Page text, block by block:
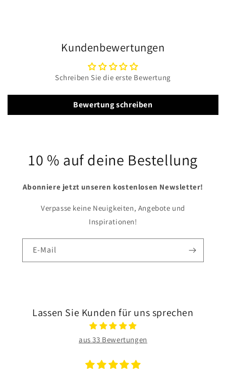
Kundenbewertungen
Schreiben Sie die erste Bewertung
Bewertung schreiben
10 % auf deine Bestellung
Abonniere jetzt unseren kostenlosen Newsletter!
Verpasse keine Neuigkeiten, Angebote und
Inspirationen!
E-Mail
Lassen Sie Kunden für uns sprechen
aus 33 Bewertungen